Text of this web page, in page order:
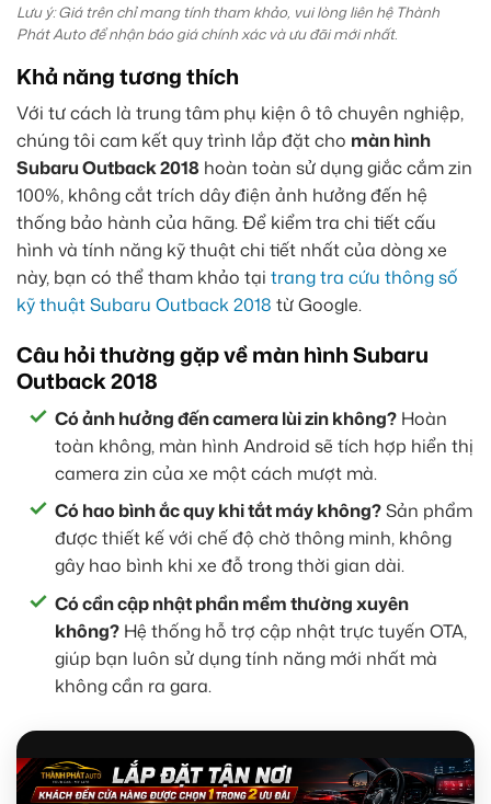
Lưu ý: Giá trên chỉ mang tính tham khảo, vui lòng liên hệ Thành
Phát Auto để nhận báo giá chính xác và ưu đãi mới nhất.
Khả năng tương thích
Với tư cách là trung tâm phụ kiện ô tô chuyên nghiệp,
chúng tôi cam kết quy trình lắp đặt cho màn hình
Subaru Outback 2018 hoàn toàn sử dụng giắc cắm zin
100%, không cắt trích dây điện ảnh hưởng đến hệ
thống bảo hành của hãng. Để kiểm tra chi tiết cấu
hình và tính năng kỹ thuật chi tiết nhất của dòng xe
này, bạn có thể tham khảo tại trang tra cứu thông số
kỹ thuật Subaru Outback 2018 từ Google.
Câu hỏi thường gặp về màn hình Subaru
Outback 2018
Có ảnh hưởng đến camera lùi zin không? Hoàn
toàn không, màn hình Android sẽ tích hợp hiển thị
camera zin của xe một cách mượt mà.
Có hao bình ắc quy khi tắt máy không?Sản phẩm
được thiết kế với chế độ chờ thông minh, không
gây hao bình khi xe đỗ trong thời gian dài.
Có cần cập nhật phần mềm thường xuyên
không? Hệ thống hỗ trợ cập nhật trực tuyến OTA,
giúp bạn luôn sử dụng tính năng mới nhất mà
không cần ra gara.